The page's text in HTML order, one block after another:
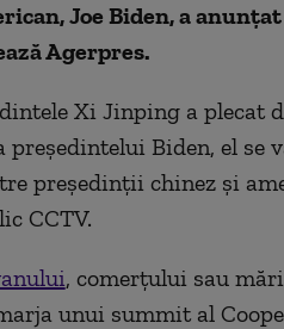
Joe Biden, a
Agerpres.
Xi Jinping a plecat
Biden, el se
preşedinţii chinez şi
CCTV.
, comerţului sau
unui summit al